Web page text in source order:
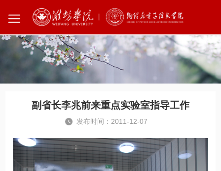
副省长李兆前来重点实验室指导工作
发布时间：2011-12-07